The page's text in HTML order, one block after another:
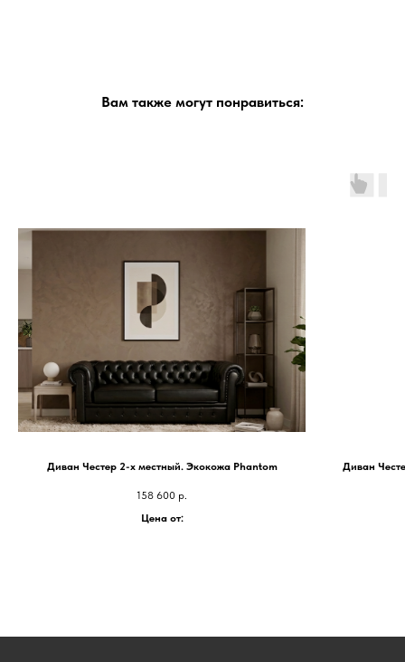
Вам также могут понравиться:
Диван Честер 2-х местный. Экокожа Phantom
158 600 р.
Цена от:
Диван